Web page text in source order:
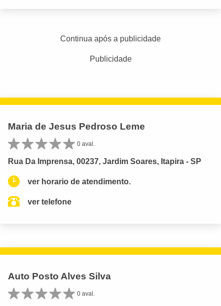
Continua após a publicidade
Publicidade
Maria de Jesus Pedroso Leme
0 aval.
Rua Da Imprensa, 00237, Jardim Soares, Itapira - SP
ver horario de atendimento.
ver telefone
Auto Posto Alves Silva
0 aval.